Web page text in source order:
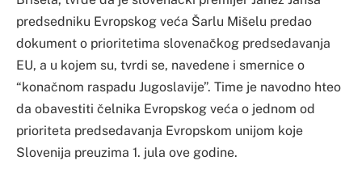
predsedniku Evropskog veća Šarlu Mišelu predao
dokument o prioritetima slovenačkog predsedavanja
EU, a u kojem su, tvrdi se, navedene i smernice o
“konačnom raspadu Jugoslavije”. Time je navodno hteo
da obavestiti čelnika Evropskog veća o jednom od
prioriteta predsedavanja Evropskom unijom koje
Slovenija preuzima 1. jula ove godine.